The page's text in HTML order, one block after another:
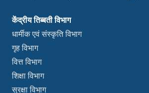
केंद्रीय तिब्बती विभाग
धार्मीक एवं संस्कृति विभाग
गृह विभाग
वित्त विभाग
शिक्षा विभाग
सुरक्षा विभाग